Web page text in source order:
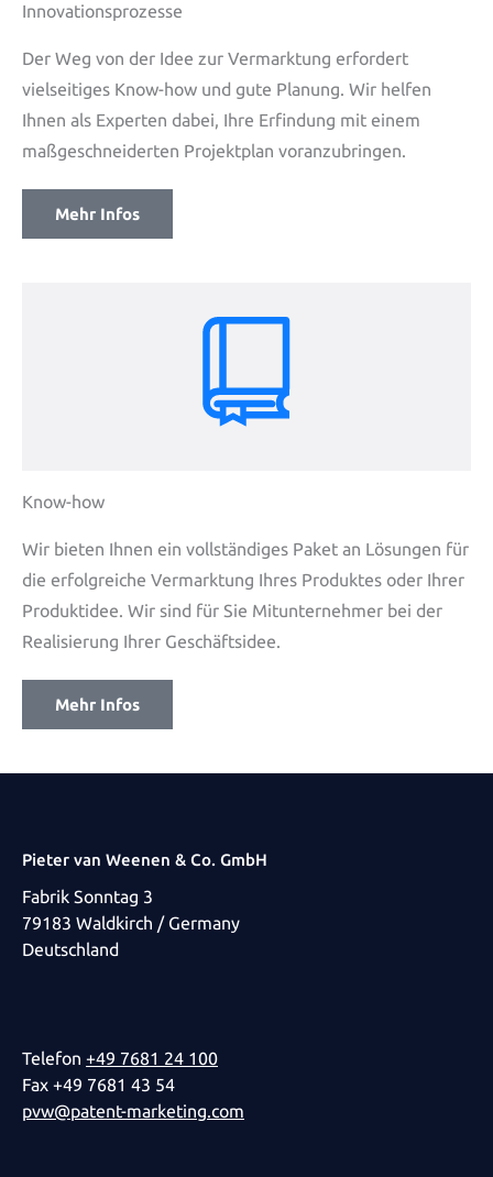
Innovationsprozesse
Der Weg von der Idee zur Vermarktung erfordert
vielseitiges Know-how und gute Planung. Wir helfen
Ihnen als Experten dabei, Ihre Erfindung mit einem
maßgeschneiderten Projektplan voranzubringen.
Mehr Infos
Know-how
Wir bieten Ihnen ein vollständiges Paket an Lösungen für
die erfolgreiche Vermarktung Ihres Produktes oder Ihrer
Produktidee. Wir sind für Sie Mitunternehmer bei der
Realisierung Ihrer Geschäftsidee.
Mehr Infos
Pieter van Weenen & Co. GmbH
Fabrik Sonntag 3
79183 Waldkirch / Germany
Deutschland
Telefon +49 7681 24 100
Fax +49 7681 43 54
pvw@patent-marketing.com